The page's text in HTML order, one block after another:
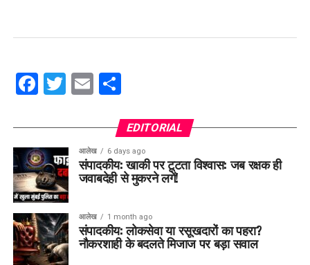
Facebook
Twitter
EmailShare
EDITORIAL
आलेख 6 days ago
संपादकीय: खाकी पर टूटता विश्वास: जब रक्षक ही
जवाबदेही से मुकरने लगें!
आलेख 1 month ago
संपादकीय: लोकसेवा या रसूखदारों का पहरा?
नौकरशाही के बदलते मिजाज पर बड़ा सवाल